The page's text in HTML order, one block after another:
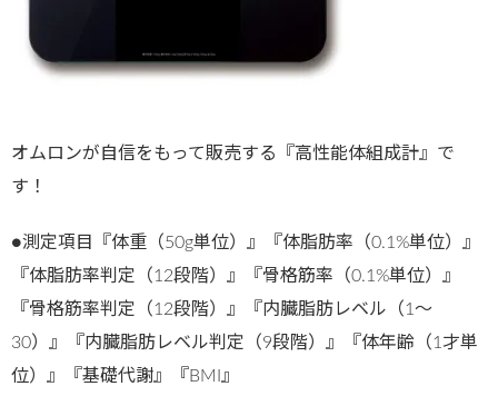
オムロンが自信をもって販売する『高性能体組成計』で
す！
●測定項目『体重（50g単位）』『体脂肪率（0.1%単位）』
『体脂肪率判定（12段階）』『骨格筋率（0.1%単位）』
『骨格筋率判定（12段階）』『内臓脂肪レベル（1～
30）』『内臓脂肪レベル判定（9段階）』『体年齢（1才単
位）』『基礎代謝』『BMI』